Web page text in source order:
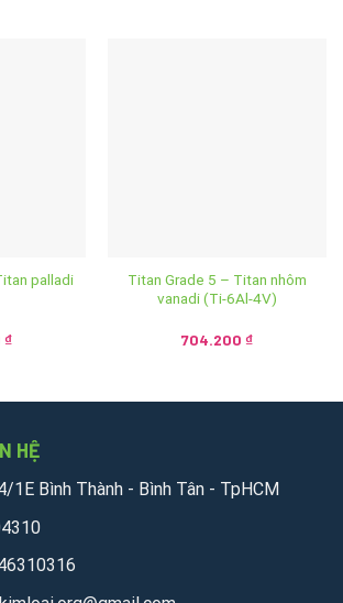
palladi
₫
Titan Grade 5 – Titan nhôm
vanadi (Ti-6Al-4V)
704.200 ₫
HỆ
Bình Thành - Bình Tân - TpHCM